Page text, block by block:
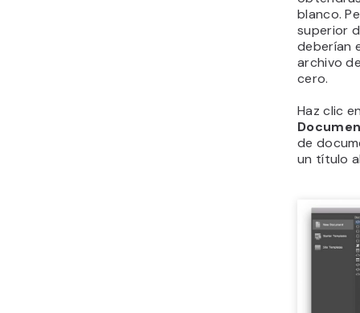
blanco.
superior
deberían
archivo
cero.
Haz clic
de
un título